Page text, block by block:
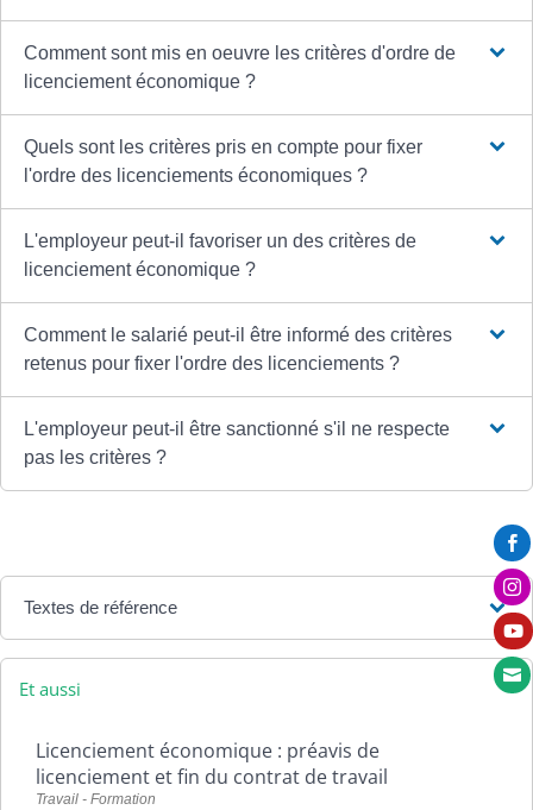




Comment sont mis en oeuvre les critères d'ordre de
licenciement économique ?
Quels sont les critères pris en compte pour fixer
l'ordre des licenciements économiques ?
L'employeur peut-il favoriser un des critères de
licenciement économique ?
Comment le salarié peut-il être informé des critères
retenus pour fixer l'ordre des licenciements ?
L'employeur peut-il être sanctionné s'il ne respecte
pas les critères ?
Textes de référence
Et aussi
Licenciement économique : préavis de
licenciement et fin du contrat de travail
Travail - Formation